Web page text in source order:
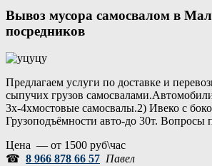
Вывоз мусора самосвалом в
посредников
Предлагаем услуги по доставке и
сыпучих грузов
3х-4хмостовые самосвалы.2) Ивеко с
Грузоподъёмности авто-до 30т. Вопросы
Цена — от 1500 руб\час
☎ 8 966 878 66 57 Павел